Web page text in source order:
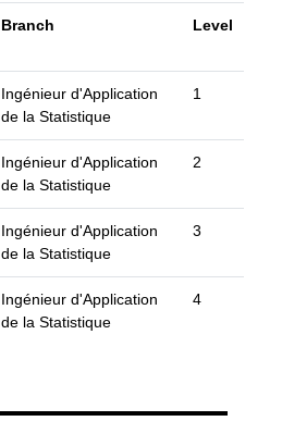
Branch Level
Ingénieur d'Application
de la Statistique
1
Ingénieur d'Application
de la Statistique
2
Ingénieur d'Application
de la Statistique
3
Ingénieur d'Application
de la Statistique
4